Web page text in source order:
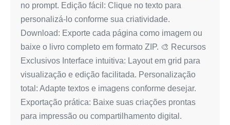
no prompt. Edição fácil: Clique no texto para
personalizá-lo conforme sua criatividade.
Download: Exporte cada página como imagem ou
baixe o livro completo em formato ZIP. 🎨 Recursos
Exclusivos Interface intuitiva: Layout em grid para
visualização e edição facilitada. Personalização
total: Adapte textos e imagens conforme desejar.
Exportação prática: Baixe suas criações prontas
para impressão ou compartilhamento digital.